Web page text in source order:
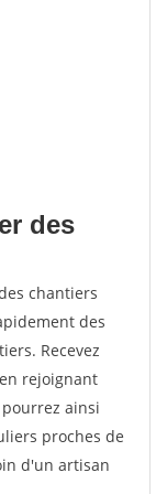
des
chantiers
des
Recevez
rejoignant
ainsi
proches de
d'un artisan